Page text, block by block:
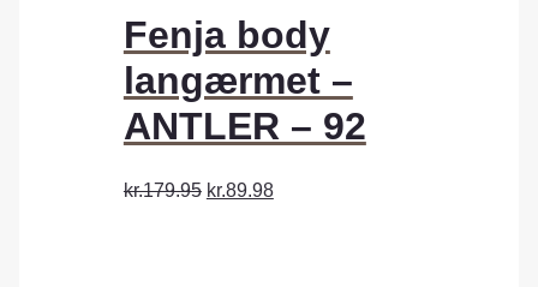
Fenja body
langærmet –
ANTLER – 92
kr.179.95 kr.89.98